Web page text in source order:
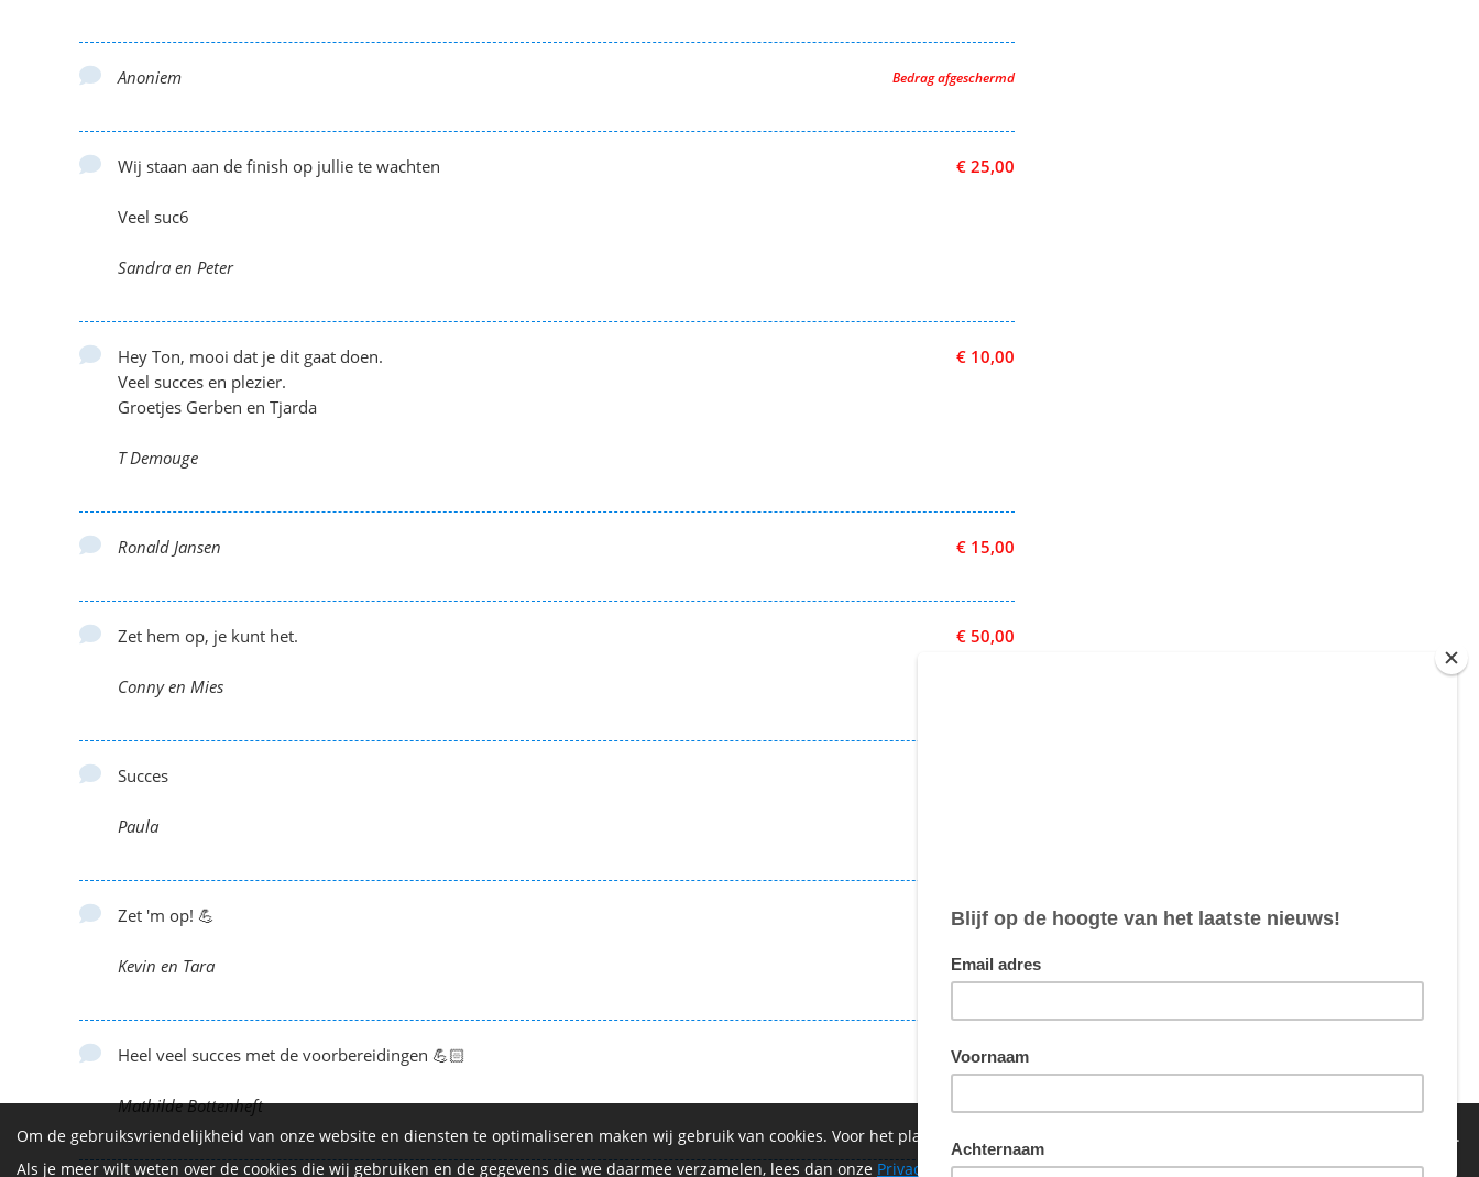
Bedrag afgeschermd
Anoniem
€ 25,00
Wij staan aan de finish op jullie te wachten
Veel suc6
Sandra en Peter
€ 10,00
Hey Ton, mooi dat je dit gaat doen.
Veel succes en plezier.
Groetjes Gerben en Tjarda
T Demouge
€ 15,00
Ronald Jansen
€ 50,00
Zet hem op, je kunt het.
Conny en Mies
Succes
Paula
€ 24,70
Zet 'm op! 💪
Kevin en Tara
€ 25,00
Heel veel succes met de voorbereidingen 💪🏻
Mathilde Bottenheft
Om de gebruiksvriendelijkheid van onze website en diensten te optimaliseren maken wij gebruik van cookies. Voor het plaatsen van sommige cookies hebben we echter wel je toestemming nodig.
Als je meer wilt weten over de cookies die wij gebruiken en de gegevens die we daarmee verzamelen, lees dan onze Privacyverklaring Akkoord